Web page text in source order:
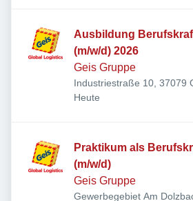
Ausbildung
(m/w/d) 2026
Geis Gruppe
Industriestraße 10, 37079
Deutschland
Veröffentlicht
Heute
Praktikum als
(m/w/d)
Geis Gruppe
Gewerbegebiet Am